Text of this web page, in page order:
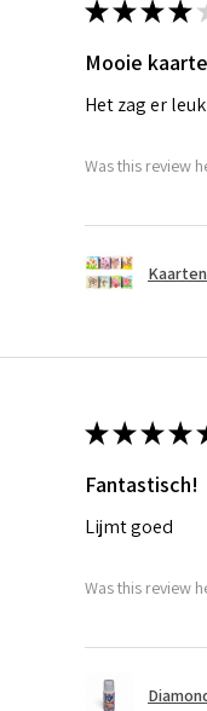
★★★★
Mooie
Het zag er
Was this review
★★★★
Fantastisch!
Lijmt goed
Was this review